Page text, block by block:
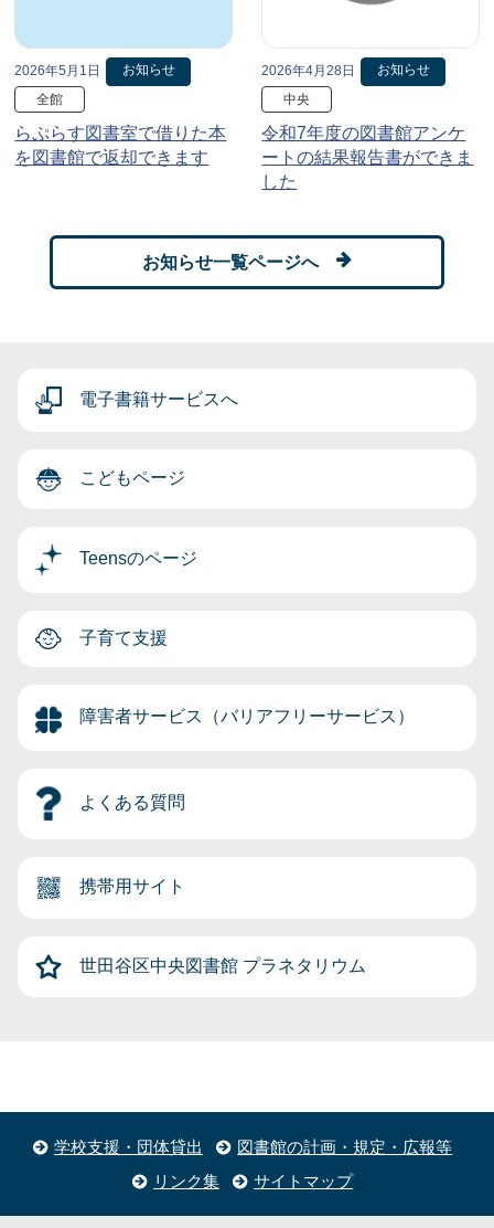
2026年5月1日
お知らせ
全館
らぷらす図書室で借りた本
を図書館で返却できます
2026年4月28日
お知らせ
中央
令和7年度の図書館アンケ
ートの結果報告書ができま
した
お知らせ一覧ページへ
電子書籍サービスへ
こどもページ
Teensのページ
子育て支援
障害者サービス（バリアフリーサービス）
よくある質問
携帯用サイト
世田谷区中央図書館 プラネタリウム
学校支援・団体貸出
図書館の計画・規定・広報等
リンク集
サイトマップ